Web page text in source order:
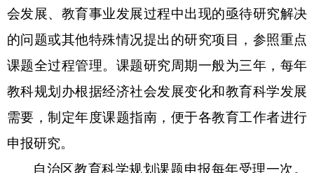
会发展、教育事业发展过程中出现的亟待研究解决
的问题或其他特殊情况提出的研究项目， 参照重点
课题全过程管理。课题研究周期一般为三年 ， 每年
教科规划办根据经济社会发展变化和教育科学发展
需要，制定年度课题指南， 便于各教育工作者进行
申报研究。
自治区教育科学规划课题申报每年受理一次 。